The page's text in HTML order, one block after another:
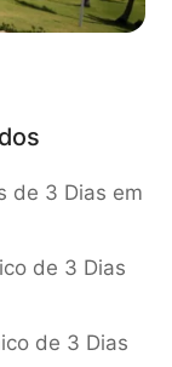
de 3 Dias em
de 3 Dias
de 3 Dias